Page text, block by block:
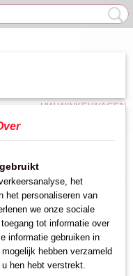
UW WINKELWAGEN
het
het personaliseren van
we onze sociale
tot informatie over
informatie gebruiken in
hebben verzameld
hen hebt verstrekt.